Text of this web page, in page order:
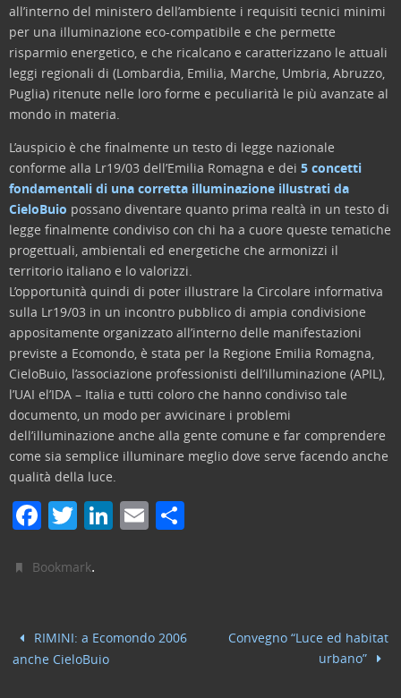
all’interno del ministero dell’ambiente i requisiti tecnici minimi
per una illuminazione eco-compatibile e che permette
risparmio energetico, e che ricalcano e caratterizzano le attuali
leggi regionali di (Lombardia, Emilia, Marche, Umbria, Abruzzo,
Puglia) ritenute nelle loro forme e peculiarità le più avanzate al
mondo in materia.
L’auspicio è che finalmente un testo di legge nazionale
conforme alla Lr19/03 dell’Emilia Romagna e dei 5 concetti
fondamentali di una corretta illuminazione illustrati da
CieloBuio possano diventare quanto prima realtà in un testo di
legge finalmente condiviso con chi ha a cuore queste tematiche
progettuali, ambientali ed energetiche che armonizzi il
territorio italiano e lo valorizzi.
L’opportunità quindi di poter illustrare la Circolare informativa
sulla Lr19/03 in un incontro pubblico di ampia condivisione
appositamente organizzato all’interno delle manifestazioni
previste a Ecomondo, è stata per la Regione Emilia Romagna,
CieloBuio, l’associazione professionisti dell’illuminazione (APIL),
l’UAI el’IDA – Italia e tutti coloro che hanno condiviso tale
documento, un modo per avvicinare i problemi
dell’illuminazione anche alla gente comune e far comprendere
come sia semplice illuminare meglio dove serve facendo anche
qualità della luce.
F
c
b
o
T
itt
Li
dI
E
vi
Bookmark.
RIMINI: a Ecomondo 2006
anche CieloBuio
Convegno “Luce ed habitat
urbano”